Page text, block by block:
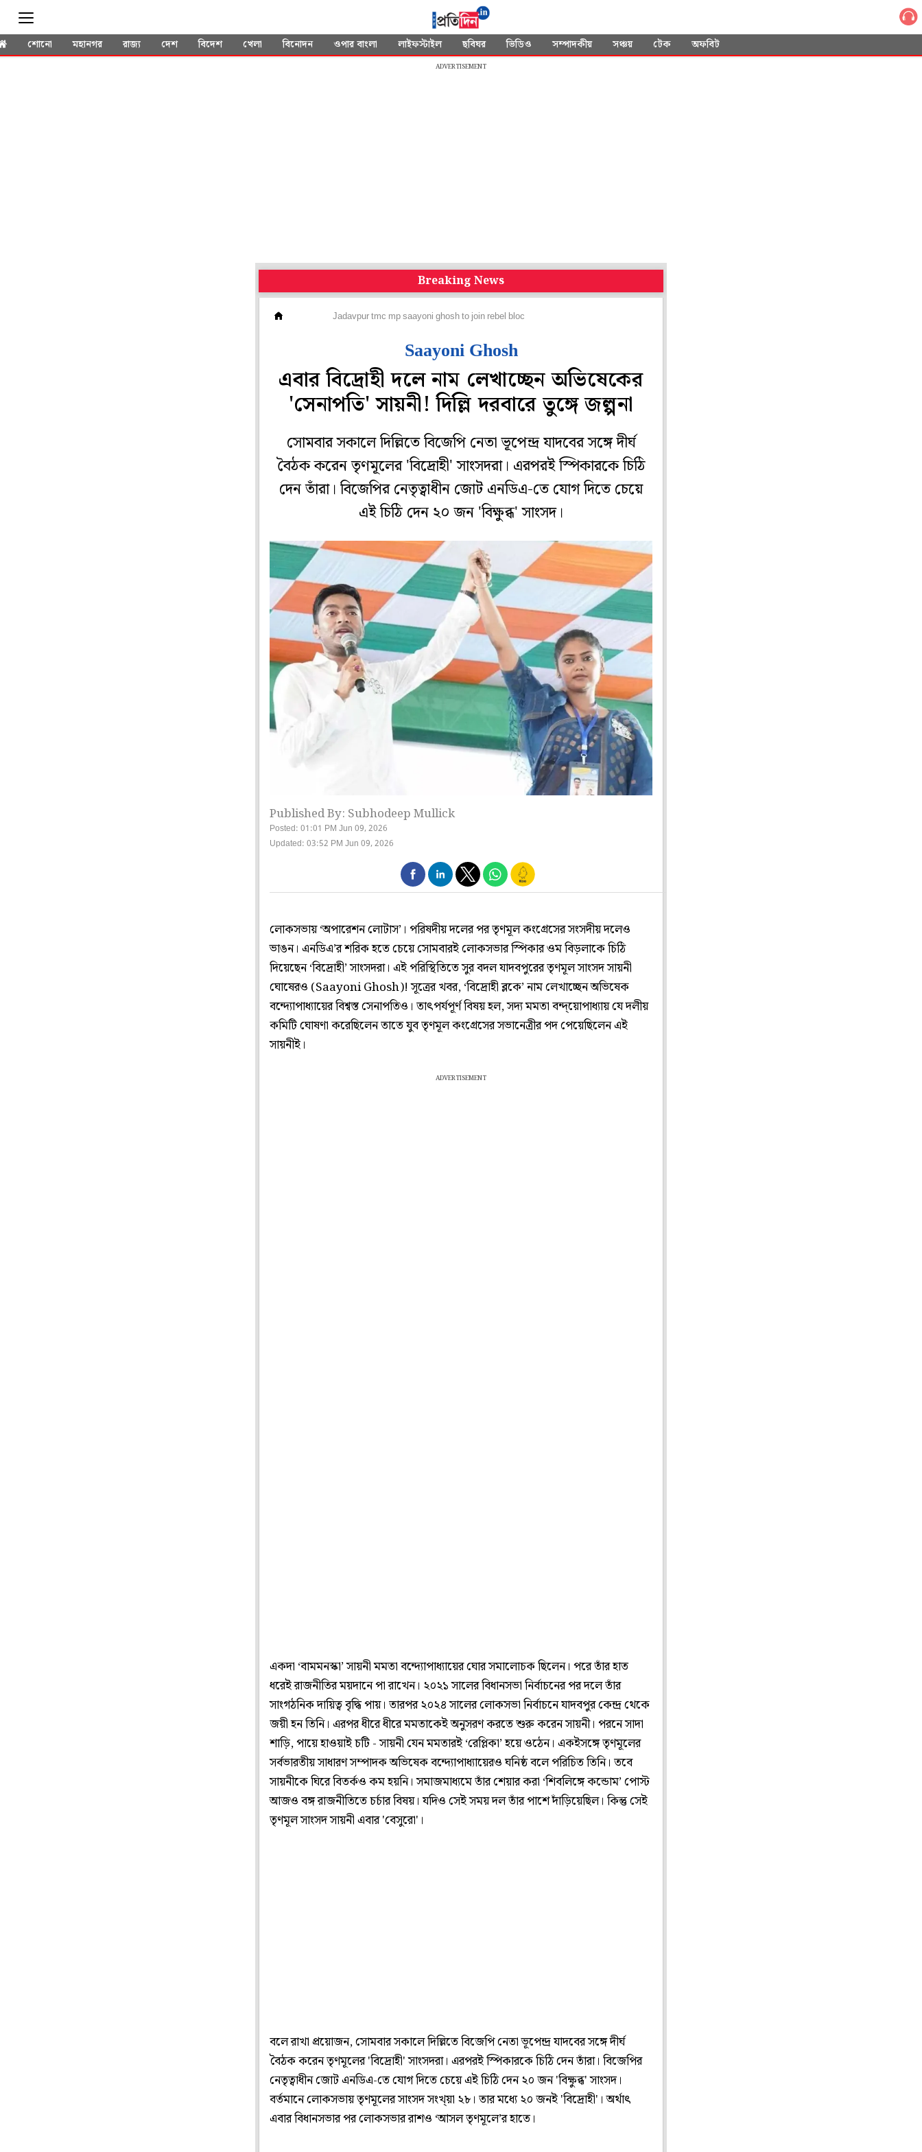
শোনো মহানগর রাজ্য দেশ বিদেশ খেলা বিনোদন ওপার বাংলা লাইফস্টাইল ছবিঘর ভিডিও সম্পাদকীয় সঞ্চয় টেক অফবিট
ADVERTISEMENT
Breaking News
Jadavpur tmc mp saayoni ghosh to join rebel bloc
Saayoni Ghosh
এবার বিদ্রোহী দলে নাম লেখাচ্ছেন অভিষেকের
'সেনাপতি' সায়নী! দিল্লি দরবারে তুঙ্গে জল্পনা
সোমবার সকালে দিল্লিতে বিজেপি নেতা ভূপেন্দ্র যাদবের সঙ্গে দীর্ঘ
বৈঠক করেন তৃণমূলের 'বিদ্রোহী' সাংসদরা। এরপরই স্পিকারকে চিঠি
দেন তাঁরা। বিজেপির নেতৃত্বাধীন জোট এনডিএ-তে যোগ দিতে চেয়ে
এই চিঠি দেন ২০ জন 'বিক্ষুব্ধ' সাংসদ।
Published By: Subhodeep Mullick
Posted: 01:01 PM Jun 09, 2026
Updated: 03:52 PM Jun 09, 2026
লোকসভায় ‘অপারেশন লোটাস’। পরিষদীয় দলের পর তৃণমূল কংগ্রেসের সংসদীয় দলেও
ভাঙন। এনডিএ’র শরিক হতে চেয়ে সোমবারই লোকসভার স্পিকার ওম বিড়লাকে চিঠি
দিয়েছেন ‘বিদ্রোহী’ সাংসদরা। এই পরিস্থিতিতে সুর বদল যাদবপুরের তৃণমূল সাংসদ সায়নী
ঘোষেরও (Saayoni Ghosh)! সূত্রের খবর, ‘বিদ্রোহী ব্লকে’ নাম লেখাচ্ছেন অভিষেক
বন্দ্যোপাধ্যায়ের বিশ্বস্ত সেনাপতিও। তাৎপর্যপূর্ণ বিষয় হল, সদ্য মমতা বন্দ্য়োপাধ্যায় যে দলীয়
কমিটি ঘোষণা করেছিলেন তাতে যুব তৃণমূল কংগ্রেসের সভানেত্রীর পদ পেয়েছিলেন এই
সায়নীই।
ADVERTISEMENT
একদা ‘বামমনস্কা’ সায়নী মমতা বন্দ্যোপাধ্যায়ের ঘোর সমালোচক ছিলেন। পরে তাঁর হাত
ধরেই রাজনীতির ময়দানে পা রাখেন। ২০২১ সালের বিধানসভা নির্বাচনের পর দলে তাঁর
সাংগঠনিক দায়িত্ব বৃদ্ধি পায়। তারপর ২০২৪ সালের লোকসভা নির্বাচনে যাদবপুর কেন্দ্র থেকে
জয়ী হন তিনি। এরপর ধীরে ধীরে মমতাকেই অনুসরণ করতে শুরু করেন সায়নী। পরনে সাদা
শাড়ি, পায়ে হাওয়াই চটি - সায়নী যেন মমতারই ‘রেপ্লিকা’ হয়ে ওঠেন। একইসঙ্গে তৃণমূলের
সর্বভারতীয় সাধারণ সম্পাদক অভিষেক বন্দ্যোপাধ্যায়েরও ঘনিষ্ঠ বলে পরিচিত তিনি। তবে
সায়নীকে ঘিরে বিতর্কও কম হয়নি। সমাজমাধ্যমে তাঁর শেয়ার করা ‘শিবলিঙ্গে কন্ডোম’ পোস্ট
আজও বঙ্গ রাজনীতিতে চর্চার বিষয়। যদিও সেই সময় দল তাঁর পাশে দাঁড়িয়েছিল। কিন্তু সেই
তৃণমূল সাংসদ সায়নী এবার 'বেসুরো'।
বলে রাখা প্রয়োজন, সোমবার সকালে দিল্লিতে বিজেপি নেতা ভূপেন্দ্র যাদবের সঙ্গে দীর্ঘ
বৈঠক করেন তৃণমূলের 'বিদ্রোহী' সাংসদরা। এরপরই স্পিকারকে চিঠি দেন তাঁরা। বিজেপির
নেতৃত্বাধীন জোট এনডিএ-তে যোগ দিতে চেয়ে এই চিঠি দেন ২০ জন 'বিক্ষুব্ধ' সাংসদ।
বর্তমানে লোকসভায় তৃণমূলের সাংসদ সংখ্য়া ২৮। তার মধ্যে ২০ জনই 'বিদ্রোহী'। অর্থাৎ
এবার বিধানসভার পর লোকসভার রাশও ‘আসল তৃণমূলে’র হাতে।